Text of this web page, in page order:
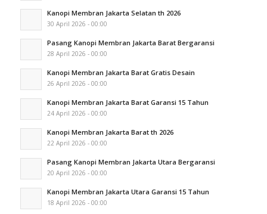
Kanopi Membran Jakarta Selatan th 2026
30 April 2026 - 00:00
Pasang Kanopi Membran Jakarta Barat Bergaransi
28 April 2026 - 00:00
Kanopi Membran Jakarta Barat Gratis Desain
26 April 2026 - 00:00
Kanopi Membran Jakarta Barat Garansi 15 Tahun
24 April 2026 - 00:00
Kanopi Membran Jakarta Barat th 2026
22 April 2026 - 00:00
Pasang Kanopi Membran Jakarta Utara Bergaransi
20 April 2026 - 00:00
Kanopi Membran Jakarta Utara Garansi 15 Tahun
18 April 2026 - 00:00